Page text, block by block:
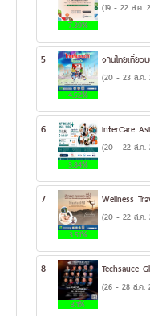
7.39%
(19 - 22 ส.ค.
5
4.52%
งานไทยเที่ย
(20 - 23 ส.ค.
6
3.84%
InterCare
(20 - 22 ส.ค.
7
3.51%
Wellness
(20 - 22 ส.ค.
8
3.1%
Techsauce
(26 - 28 ส.ค.